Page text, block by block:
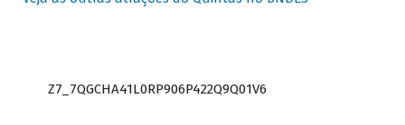
Z7_7QGCHA41L0RP906P422Q9Q01V6